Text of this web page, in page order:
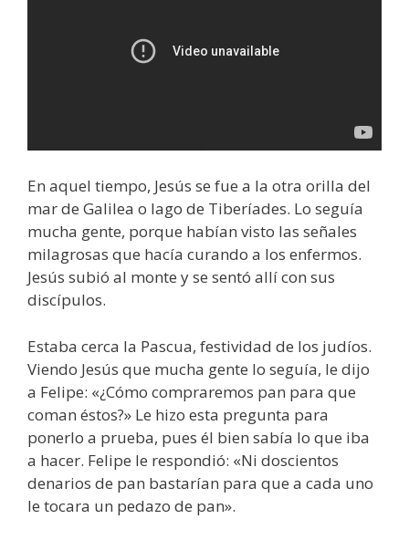
En aquel tiempo, Jesús se fue a la otra orilla del
mar de Galilea o lago de Tiberíades. Lo seguía
mucha gente, porque habían visto las señales
milagrosas que hacía curando a los enfermos.
Jesús subió al monte y se sentó allí con sus
discípulos.
Estaba cerca la Pascua, festividad de los judíos.
Viendo Jesús que mucha gente lo seguía, le dijo
a Felipe: «¿Cómo compraremos pan para que
coman éstos?» Le hizo esta pregunta para
ponerlo a prueba, pues él bien sabía lo que iba
a hacer. Felipe le respondió: «Ni doscientos
denarios de pan bastarían para que a cada uno
le tocara un pedazo de pan».